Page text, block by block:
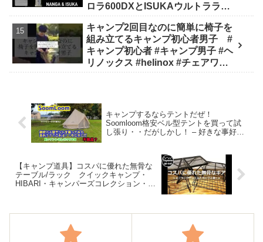
ロラ600DXとISUKAウルトラライ
channel / Ride&Camp
キャンプ2回目なのに簡単に椅子を
組み立てるキャンプ初心者男子 #
キャンプ初心者 #キャンプ男子 #ヘ
リノックス #helinox #チェアワン #
キャンプするならテントだぜ！
Soomloom格安ベル型テントを買って試
し張り・・だがしかし！ – 好きな事好き
【キャンプ道具】コスパに優れた無骨な
テーブル/ラック クイックキャンプ・
HIBARI・キャンパーズコレクション・パ